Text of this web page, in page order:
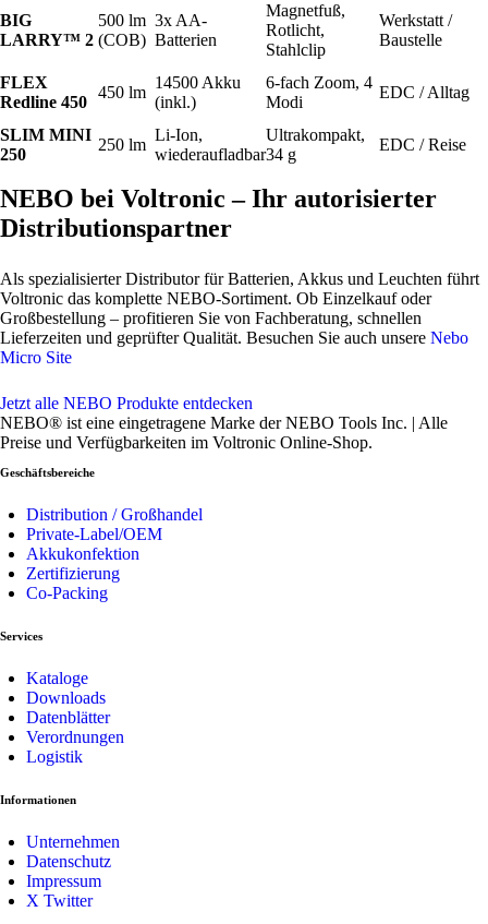
BIG
LARRY™ 2
500 lm
(COB)
3x AA-
Batterien
Magnetfuß,
Rotlicht,
Stahlclip
Werkstatt /
Baustelle
FLEX
Redline 450
450 lm
14500 Akku
(inkl.)
6-fach Zoom, 4
Modi
EDC / Alltag
SLIM MINI
250
250 lm
Li-Ion,
wiederaufladbar
Ultrakompakt,
34 g
EDC / Reise
NEBO bei Voltronic – Ihr autorisierter
Distributionspartner
Als spezialisierter Distributor für Batterien, Akkus und Leuchten führt
Voltronic das komplette NEBO-Sortiment. Ob Einzelkauf oder
Großbestellung – profitieren Sie von Fachberatung, schnellen
Lieferzeiten und geprüfter Qualität. Besuchen Sie auch unsere Nebo
Micro Site
Jetzt alle NEBO Produkte entdecken
NEBO® ist eine eingetragene Marke der NEBO Tools Inc. | Alle
Preise und Verfügbarkeiten im Voltronic Online-Shop.
Geschäftsbereiche
Distribution / Großhandel
Private-Label/OEM
Akkukonfektion
Zertifizierung
Co-Packing
Services
Kataloge
Downloads
Datenblätter
Verordnungen
Logistik
Informationen
Unternehmen
Datenschutz
Impressum
X Twitter